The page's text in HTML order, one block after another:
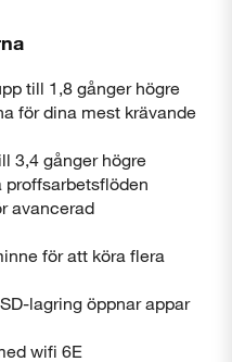
till 1,8 gånger högre
för dina mest krävande
3,4 gånger högre
proffsarbetsflöden
avancerad
för att köra flera
lagring öppnar appar
wifi 6E